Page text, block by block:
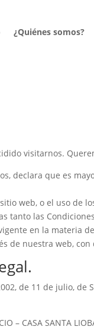
¿Quiénes somos?
visitarnos.
declara que es
web, o el uso de
tanto las
en la materia
de nuestra web,
de 11 de julio,
– CASA SANTA